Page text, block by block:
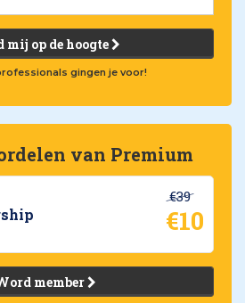
mij op de hoogte
gingen je voor!
van Premium
€39
€10
member